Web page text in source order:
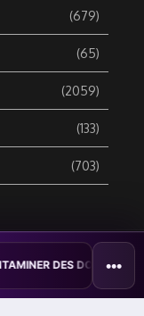
(679)
(65)
(2059)
(133)
(703)
- Groupe
• TAÏWAN•••